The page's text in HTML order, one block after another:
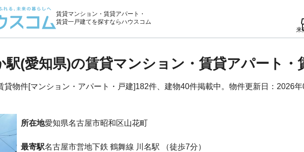
賃貸マンション・賃貸アパート・
賃貸一戸建てを探すならハウスコム
来
駅(愛知県)の賃貸マンション・賃貸アパート・
貸物件[マンション・アパート・戸建]182件、建物40件掲載中。物件更新日：2026年
所在地愛知県名古屋市昭和区山花町
最寄駅名古屋市営地下鉄 鶴舞線 川名駅
（徒歩7分）